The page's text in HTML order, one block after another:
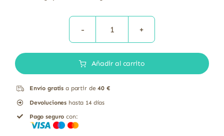
CHOCOLATE
400
Añadir al carrito
Envío gratis a partir de40 €
Devoluciones hasta 14 días
Pago seguro con: